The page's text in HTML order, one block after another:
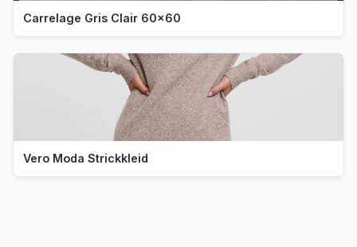
Carrelage Gris Clair 60x60
Vero Moda Strickkleid